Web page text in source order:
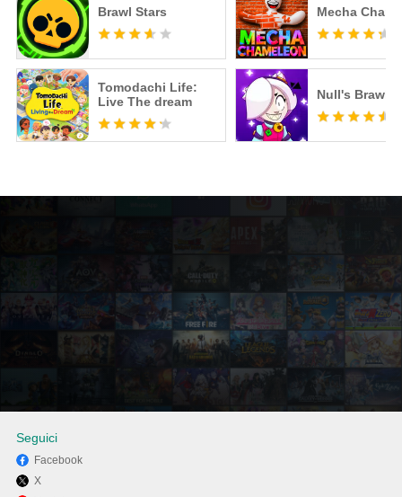
Brawl Stars
Tomodachi Life:
Live The dream
Mecha
Null's Brawl
Seguici
Facebook
X